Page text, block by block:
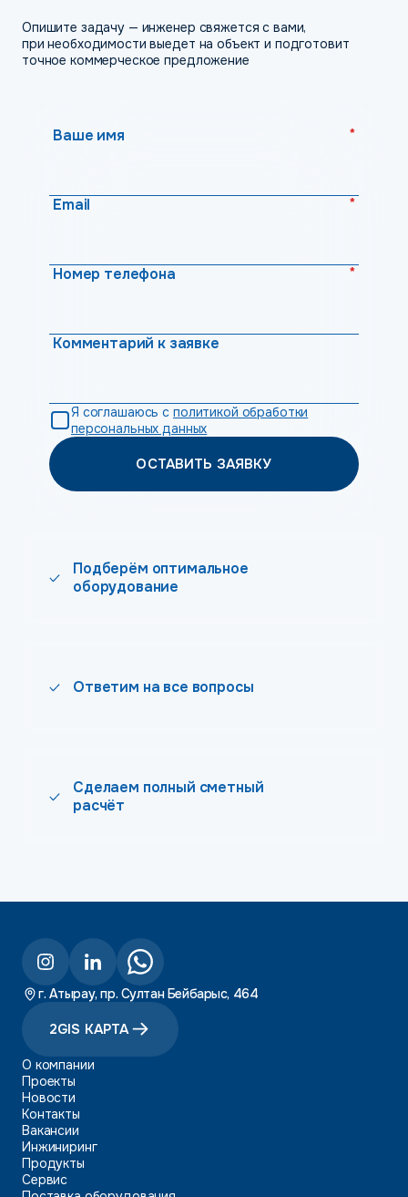
Опишите задачу — инженер свяжется с вами,
при необходимости выедет на объект и подготовит
точное коммерческое предложение
Ваше имя *
Email *
Номер телефона *
Комментарий к заявке
Я соглашаюсь с политикой обработки
персональных данных
ОСТАВИТЬ ЗАЯВКУ
Подберём оптимальное
оборудование
Ответим на все вопросы
Сделаем полный сметный
расчёт
г. Атырау, пр. Султан Бейбарыс, 464
2GIS КАРТА
О компании
Проекты
Новости
Контакты
Вакансии
Инжиниринг
Продукты
Сервис